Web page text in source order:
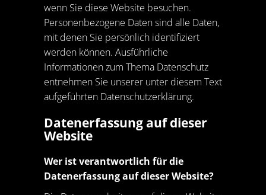
wenn Sie diese Website besuchen.
Personenbezogene Daten sind alle Daten,
mit denen Sie persönlich identifiziert
werden können. Ausführliche
Informationen zum Thema Datenschutz
entnehmen Sie unserer unter diesem Text
aufgeführten Datenschutzerklärung.
Datenerfassung auf dieser
Website
Wer ist verantwortlich für die
Datenerfassung auf dieser Website?